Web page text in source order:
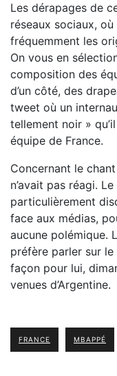
Les dérapages de
réseaux sociaux,
fréquemment les
On vous en
composition des
d’un côté, des
tweet où un
tellement noir »
équipe de France.
Concernant le
n’avait pas réagi.
particulièrement
face aux médias,
aucune polémique.
préfère parler sur
façon pour lui,
venues d’Argentine.
FRANCE MBAPPÉ